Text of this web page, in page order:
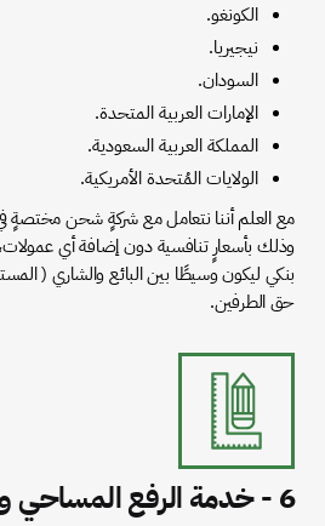
الكونغو.
نيجيريا.
السودان.
الإمارات العربية المتحدة.
المملكة العربية السعودية.
الولايات المُتحدة الأمريكية.
مع العلم أننا نتعامل مع شركةٍ شحن مختصةٍ
وذلك بأسعارٍ تنافسية دون إضافة أي
بنكي ليكون وسيطًا بين البائع والشاري (
حق الطرفين.
6 - خدمة الرفع المساحي والتسعير